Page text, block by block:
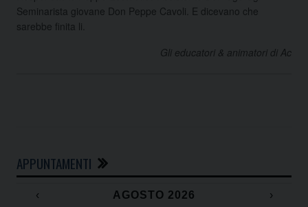
Seminarista giovane Don Peppe Cavoli. E dicevano che
sarebbe finita li.
Gli educatori & animatori di Ac
APPUNTAMENTI
‹ AGOSTO 2026
›